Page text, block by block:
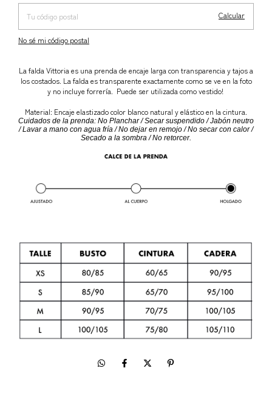
Calcular
No sé mi código postal
La falda Vittoria es una prenda de encaje larga con transparencia y tajos a
los costados. La falda es transparente exactamente como se ve en la foto
y no incluye forrería. Puede ser utilizada como vestido!
Material: Encaje elastizado color blanco natural y elástico en la cintura.
Cuidados de la prenda: No Planchar / Secar suspendido / Jabón neutro
/ Lavar a mano con agua fría / No dejar en remojo / No secar con calor /
Secado a la sombra / No retorcer.